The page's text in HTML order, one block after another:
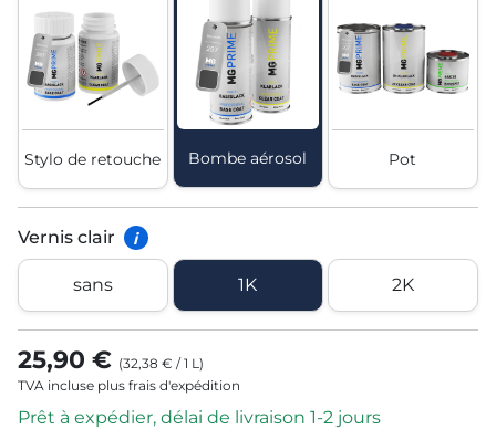
Stylo de retouche Bombe aérosol Pot
Vernis clair i
sans 1K 2K
25,90 € (32,38 € /1 L )
TVA incluse plus frais d'expédition
Prêt à expédier, délai de livraison 1-2 jours